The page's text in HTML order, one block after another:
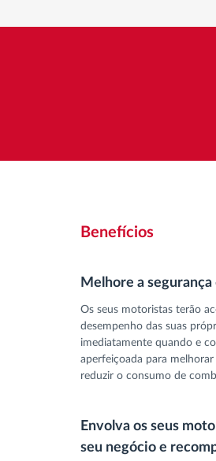
Benefícios
Melhore a
Os seus motoristas terão
desempenho das suas
imediatamente quando e
aperfeiçoada para
reduzir o consumo de
Envolva os seus
seu negócio e